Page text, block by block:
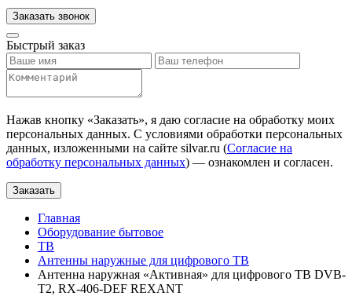
Заказать звонок
Быстрый заказ
Нажав кнопку «Заказать», я даю согласие на обработку моих
персональных данных. С условиями обработки персональных
данных, изложенными на сайте silvar.ru (Согласие на
обработку персональных данных) — ознакомлен и согласен.
Заказать
Главная
Оборудование бытовое
ТВ
Антенны наружные для цифрового ТВ
Антенна наружная «Активная» для цифрового ТВ DVB-
T2, RX-406-DEF REXANT